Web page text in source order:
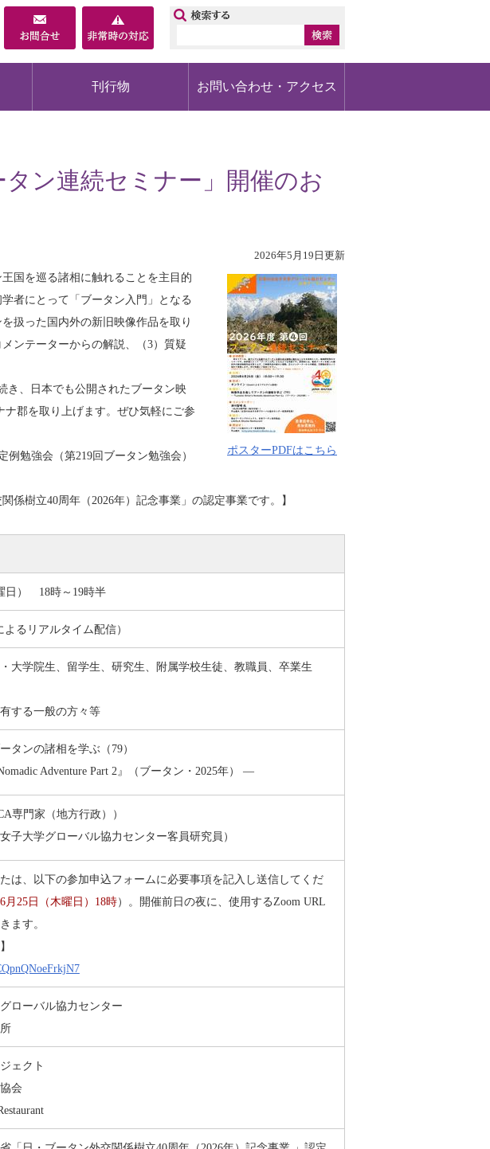
交通・キャンパスマップ
サイトマップ
刊行物 お問い合わせ・アクセス
タン連続セミナー」開催のお
2026年5月19日更新
ポスターPDFはこちら
国を巡る諸相に触れることを主目的
者にとって「ブータン入門」となる
扱った国内外の新旧映像作品を取り
ンテーターからの解説、（3）質疑
き、日本でも公開されたブータン映
郡を取り上げます。ぜひ気軽にご参
例勉強会（第219回ブータン勉強会）
係樹立40周年（2026年）記念事業」の認定事業です。】
日） 18時～19時半
るリアルタイム配信）
大学院生、留学生、研究生、附属学校生徒、教職員、卒業生
する一般の方々等
タンの諸相を学ぶ（79）
Adventure Part 2』（ブータン・2025年） ―
専門家（地方行政））
子大学グローバル協力センター客員研究員）
は、以下の参加申込フォームに必要事項を記入し送信してくだ
月25日（木曜日）18時）。開催前日の夜に、使用するZoom URL
ます。
ローバル協力センター
ェクト
会